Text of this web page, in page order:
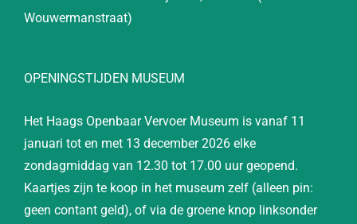
Wouwermanstraat)
OPENINGSTIJDEN MUSEUM
Het Haags Openbaar Vervoer Museum is vanaf 11
januari tot en met 13 december 2026 elke
zondagmiddag van 12.30 tot 17.00 uur geopend.
Kaartjes zijn te koop in het museum zelf (alleen pin:
geen contant geld), of via de groene knop linksonder